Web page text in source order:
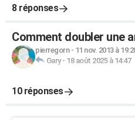
8 réponses
Comment doubler une
pierregorn- 11 nov. 2013 à
Gary- 18 août 2025 à 14:47
10 réponses